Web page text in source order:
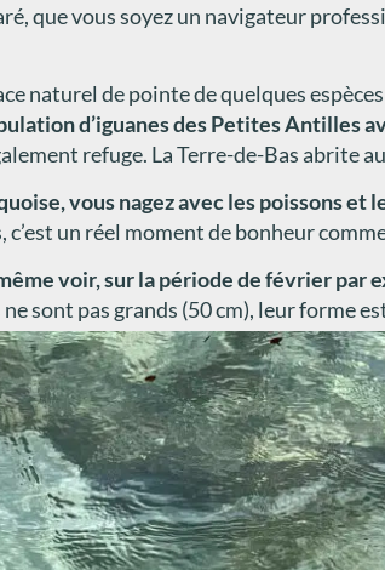
que vous soyez un navigateur
naturel de pointe de quelques
d’iguanes des Petites Antilles
refuge. La Terre-de-Bas abrite
vous nagez avec les poissons et
un réel moment de bonheur
voir, sur la période de février par
ne sont pas grands (50 cm), leur forme